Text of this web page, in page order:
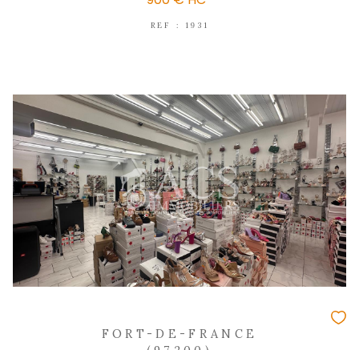
de Francve
800 €HC*
REF : 224
NOUVEAUTÉ